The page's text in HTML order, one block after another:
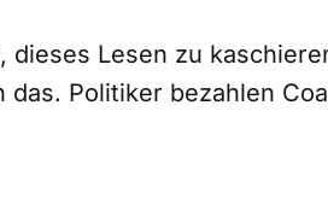
dieses Lesen zu
Politiker bezahlen